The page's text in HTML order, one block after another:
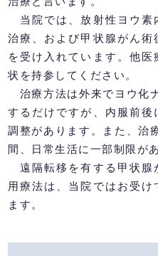
当院では、放射性ヨウ素
治療、および甲状腺がん術
を受け入れています。他
状を持参してください。
治療方法は外来でヨウ化
するだけですが、内服前
調整があります。また、治
間、日常生活に一部制限が
遠隔転移を有する甲状腺
用療法は、当院ではお受
ます。